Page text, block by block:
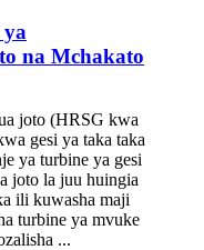
na Mchakato
joto (HRSG kwa
gesi ya taka taka
ya turbine ya gesi
joto la juu huingia
ili kuwasha maji
turbine ya mvuke
...